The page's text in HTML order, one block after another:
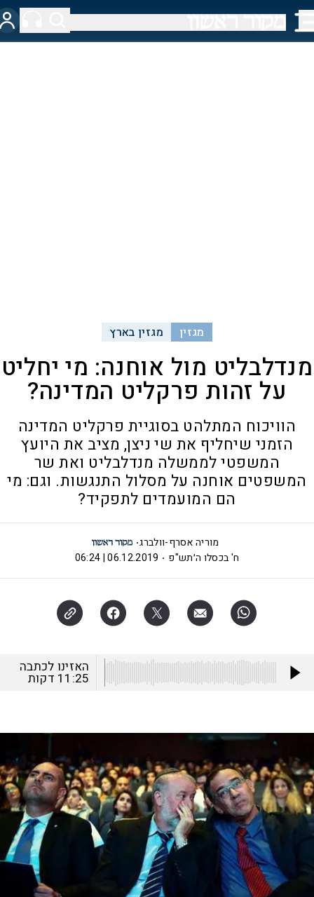
מגזין מגזין בארץ
מנדלבליט מול אוחנה: מי יחליט
על זהות פרקליט המדינה?
הוויכוח המתלהט בסוגיית פרקליט המדינה
הזמני שיחליף את שי ניצן, מציב את היועץ
המשפטי לממשלה מנדלבליט ואת שר
המשפטים אוחנה על מסלול התנגשות. וגם: מי
הם המועמדים לתפקיד?
מוריה אסרף-וולברג
ח' בכסלו ה׳תש"פ
06.12.2019 | 06:24
האזינו לכתבה
11:25 דקות